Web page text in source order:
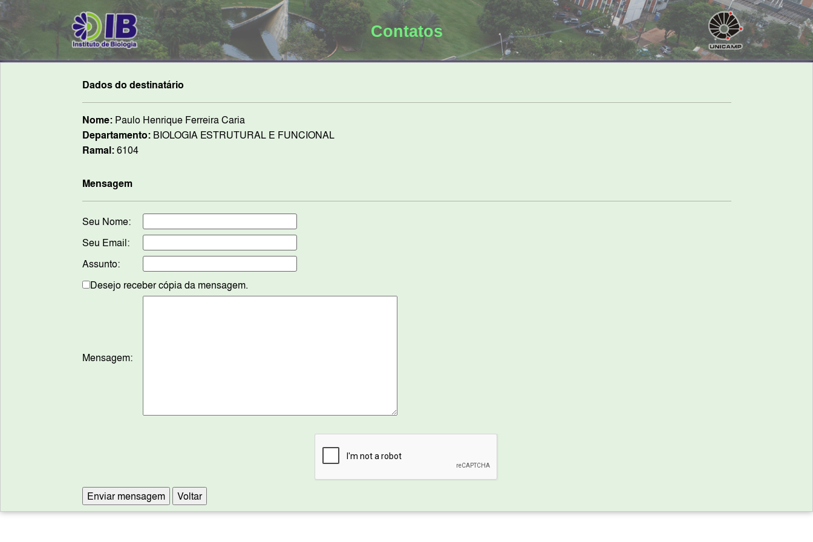
Contatos
Dados do destinatário
Nome:Paulo Henrique Ferreira Caria
Departamento:BIOLOGIA ESTRUTURAL E FUNCIONAL
Ramal:6104
Mensagem
Seu Nome:
Seu Email:
Assunto:
Desejo receber cópia da mensagem.
Mensagem: